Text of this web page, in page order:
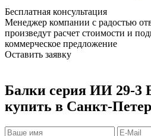
Бесплатная консультация
Менеджер компании с радостью
произведут расчет стоимости и
коммерческое предложение
Оставить заявку
Балки серия ИИ 29-3
купить в Санкт-